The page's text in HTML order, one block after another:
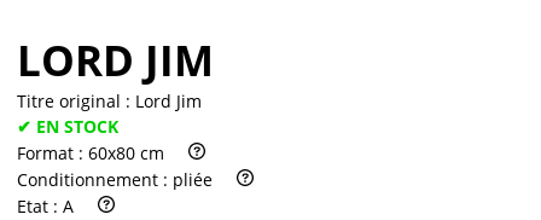
LORD JIM
Titre original : Lord Jim
✔ EN STOCK
Format : 60x80 cm
Conditionnement : pliée
Etat : A